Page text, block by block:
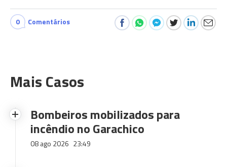
0 Comentários
Mais Casos
Bombeiros mobilizados para
incêndio no Garachico
08 ago 2026 23:49